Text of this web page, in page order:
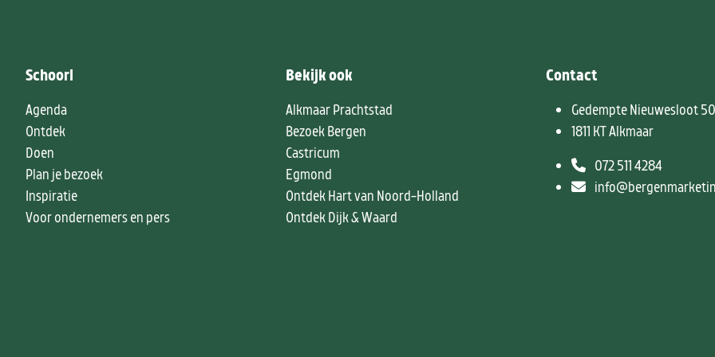
Schoorl
Agenda
Ontdek
Doen
Plan je bezoek
Inspiratie
Voor ondernemers en pers
Bekijk ook
Alkmaar Prachtstad
Bezoek Bergen
Castricum
Egmond
Ontdek Hart van Noord-Holland
Ontdek Dijk & Waard
Contact
Gedempte Nieuwesloot 50
1811 KT Alkmaar
072 511 4284